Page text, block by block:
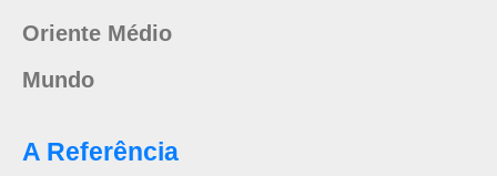
Oriente Médio
Mundo
A Referência